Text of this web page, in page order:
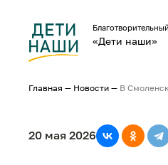
«Дети наши»
Главная — Новости — В
20 мая 2026